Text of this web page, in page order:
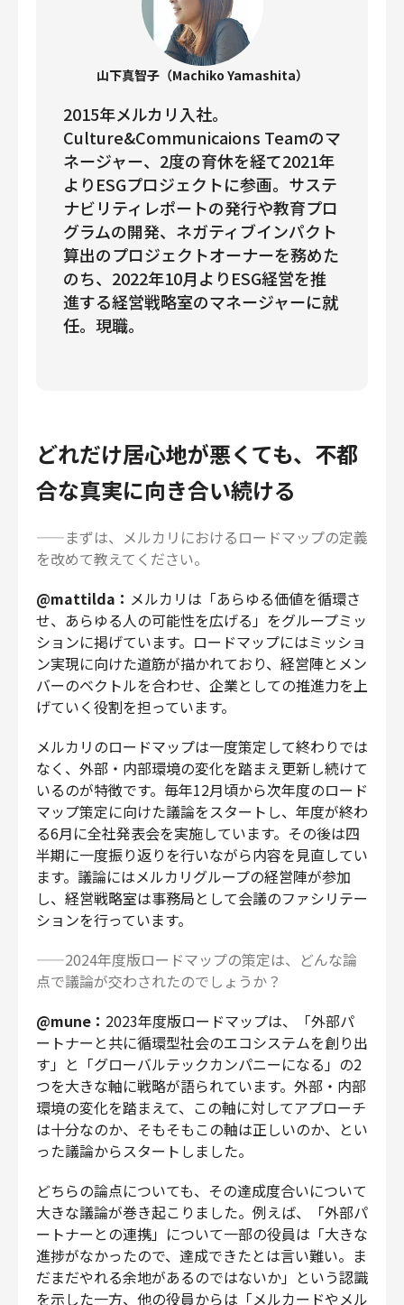
山下真智子（Machiko Yamashita）
2015年メルカリ入社。
Culture&Communicaions Teamのマ
ネージャー、2度の育休を経て2021年
よりESGプロジェクトに参画。サステ
ナビリティレポートの発行や教育プロ
グラムの開発、ネガティブインパクト
算出のプロジェクトオーナーを務めた
のち、2022年10月よりESG経営を推
進する経営戦略室のマネージャーに就
任。現職。
どれだけ居心地が悪くても、不都
合な真実に向き合い続ける
——まずは、メルカリにおけるロードマップの定義
を改めて教えてください。
@mattilda： メルカリは「あらゆる価値を循環さ
せ、あらゆる人の可能性を広げる」をグループミッ
ションに掲げています。ロードマップにはミッショ
ン実現に向けた道筋が描かれており、経営陣とメン
バーのベクトルを合わせ、企業としての推進力を上
げていく役割を担っています。
メルカリのロードマップは一度策定して終わりでは
なく、外部・内部環境の変化を踏まえ更新し続けて
いるのが特徴です。毎年12月頃から次年度のロード
マップ策定に向けた議論をスタートし、年度が終わ
る6月に全社発表会を実施しています。その後は四
半期に一度振り返りを行いながら内容を見直してい
ます。議論にはメルカリグループの経営陣が参加
し、経営戦略室は事務局として会議のファシリテー
ションを行っています。
——2024年度版ロードマップの策定は、どんな論
点で議論が交わされたのでしょうか？
@mune： 2023年度版ロードマップは、「外部パ
ートナーと共に循環型社会のエコシステムを創り出
す」と「グローバルテックカンパニーになる」の2
つを大きな軸に戦略が語られています。外部・内部
環境の変化を踏まえて、この軸に対してアプローチ
は十分なのか、そもそもこの軸は正しいのか、とい
った議論からスタートしました。
どちらの論点についても、その達成度合いについて
大きな議論が巻き起こりました。例えば、「外部パ
ートナーとの連携」について一部の役員は「大きな
進捗がなかったので、達成できたとは言い難い。ま
だまだやれる余地があるのではないか」という認識
を示した一方、他の役員からは「メルカードやメル